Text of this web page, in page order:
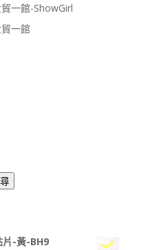
一館-ShowGirl
一館
片-黃-BH9